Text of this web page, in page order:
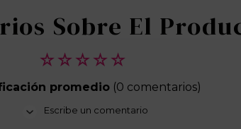
☆ ☆ ☆ ☆ ☆
promedio (0 comentarios)
Escribe un comentario